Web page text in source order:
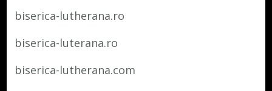
biserica-lutherana.ro
biserica-luterana.ro
biserica-lutherana.com